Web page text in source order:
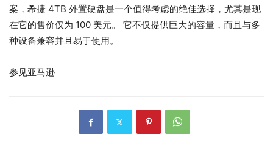
案，希捷 4TB 外置硬盘是一个值得考虑的绝佳选择，尤其是现
在它的售价仅为 100 美元。 它不仅提供巨大的容量，而且与多
种设备兼容并且易于使用。
参见亚马逊